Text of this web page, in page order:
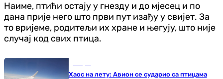
Наиме, птићи остају у гнезду и до мјесец и по
дана прије него што први пут изађу у свијет. За
то вријеме, родитељи их хране и његују, што није
случај код свих птица.
Хаос на лету: Авион се сударио са птицама